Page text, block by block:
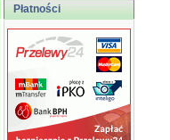
Płatności